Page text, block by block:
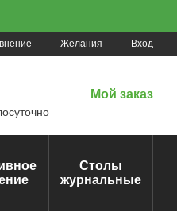
Желания Вход
Мой заказ
Столы
журнальные